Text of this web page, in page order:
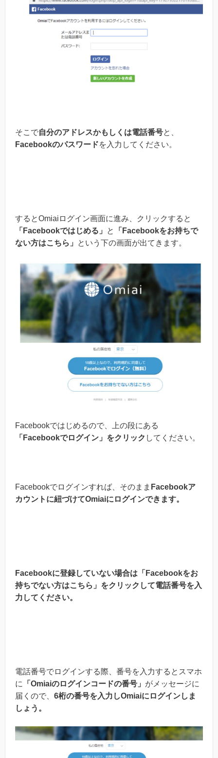
そこで自分のアドレスかもしくは電話番号と、
Facebookのパスワードを入力してください。
するとOmiaiログイン画面に進み、クリックすると
「 Facebookではじめる」 と
「Facebookをお持ちで
ない方はこちら」
という下の画面が出てきます。
Facebookではじめるので、上の段にある
「Facebookでログイン」をクリック してください。
Facebookでログインすれば、そのまま Facebookア
カウントに紐づけてOmiaiにログインできます。
Facebookに登録していない場合は 「Facebookをお
持ちでない方はこちら」をクリックして電話番号を入
力してください。
電話番号でログインする際、番号を入力するとスマホ
に
「Omiaiのログインコードの番号」 がメッセージに
届くので、 6桁の番号を入力しOmiaiにログインしま
しょう。